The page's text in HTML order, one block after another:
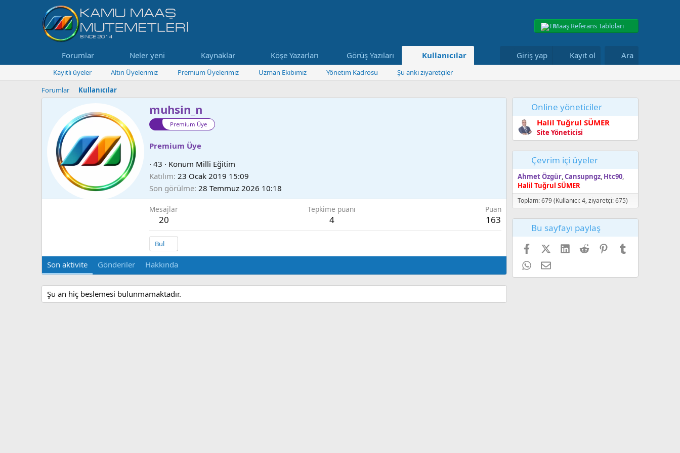
Maaş Referans Tabloları
Forumlar Neler yeni Kaynaklar Köşe Yazarları Görüş Yazıları Kullanıcılar Giriş yap Kayıt ol Ara
Kayıtlı üyeler Altın Üyelerimiz Premium Üyelerimiz Uzman Ekibimiz Yönetim Kadrosu
Şu anki ziyaretçiler
Forumlar
Kullanıcılar
muhsin_n
Premium Üye
Premium Üye
· 43 · Konum Milli Eğitim
Katılım 23 Ocak 2019 15:09
Son görülme 28 Temmuz 2026 10:18
Mesajlar
20
Tepkime puanı
4
Puan
163
Bul
Son aktivite Gönderiler Hakkında
Şu an hiç beslemesi bulunmamaktadır.
Online yöneticiler
Halil Tuğrul SÜMER
Site Yöneticisi
Çevrim içi üyeler
Ahmet Özgür Cansupngz Htc90
Halil Tuğrul SÜMER
Toplam: 679 (Kullanıcı: 4, ziyaretçi: 675)
Bu sayfayı paylaş
FacebookX (Twitter)
LinkedIn
Reddit Pinterest
WhatsApp
E-posta